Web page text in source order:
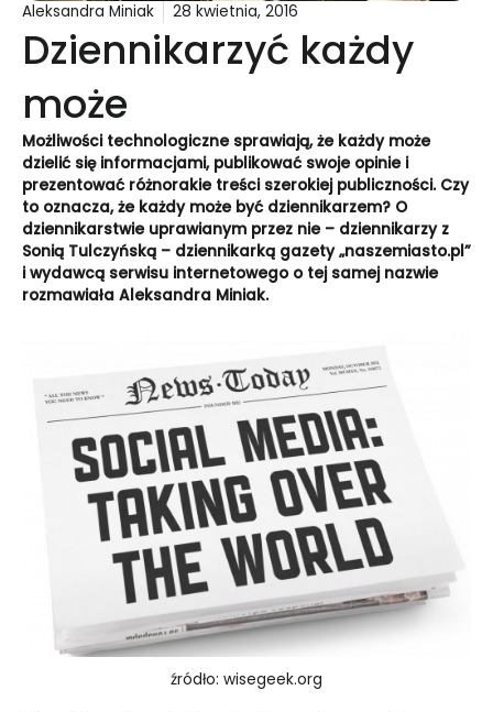
Aleksandra Miniak 28 kwietnia, 2016
Dziennikarzyć każdy
może
Możliwości technologiczne sprawiają, że każdy może
dzielić się informacjami, publikować swoje opinie i
prezentować różnorakie treści szerokiej publiczności. Czy
to oznacza, że każdy może być dziennikarzem? O
dziennikarstwie uprawianym przez nie – dziennikarzy z
Sonią Tulczyńską – dziennikarką gazety „naszemiasto.pl”
i wydawcą serwisu internetowego o tej samej nazwie
rozmawiała Aleksandra Miniak.
źródło: wisegeek.org